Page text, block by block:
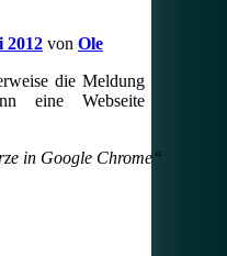
2012 von Ole
die Meldung
eine Webseite
in Google Chrome“